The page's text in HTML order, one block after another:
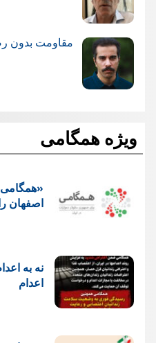
مقاومت بدون
ویژه همگامی
اصفهان
نه به
اعدام